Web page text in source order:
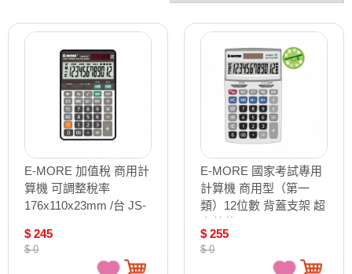
E-MORE 加值稅 商用計
算機 可調整稅率
176x110x23mm /台 JS-
$ 245
$ 0
E-MORE 國家考試專用
計算機 商用型（第一
類）12位數 背蓋支架 超
/台 JS-200GTK（EM-
27）
$ 255
$ 0